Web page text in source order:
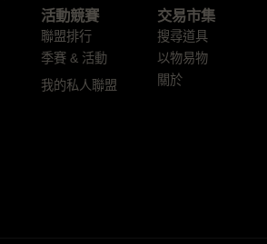
活動競賽
聯盟排行
季賽 & 活動
我的私人聯盟
交易市集
搜尋道具
以物易物
關於